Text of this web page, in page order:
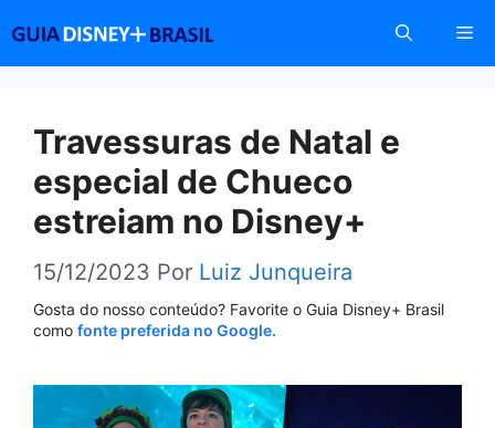
conteúdo
Travessuras de Natal e
especial de Chueco
estreiam no Disney+
15/12/2023 Por Luiz Junqueira
Gosta do nosso conteúdo? Favorite o Guia Disney+ Brasil
como fonte preferida no Google.